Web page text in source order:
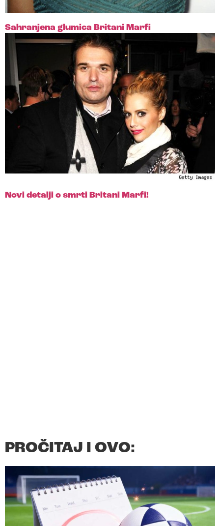
Sahranjena glumica Britani Marfi
Novi detalji o smrti Britani Marfi!
PROČITAJ I OVO: